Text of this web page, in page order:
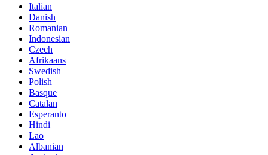
Italian
Danish
Romanian
Indonesian
Czech
Afrikaans
Swedish
Polish
Basque
Catalan
Esperanto
Hindi
Lao
Albanian